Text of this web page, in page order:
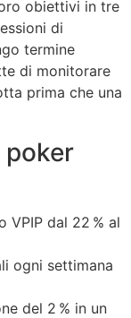
obiettivi in tre
di
termine
di monitorare
prima che una
poker
VPIP dal 22 % al
ogni settimana
del 2 % in un